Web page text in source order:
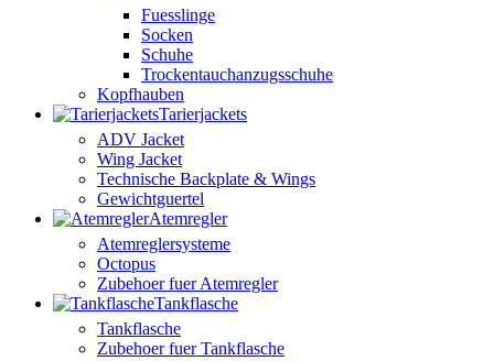
Fuesslinge
Socken
Schuhe
Trockentauchanzugsschuhe
Kopfhauben
Tarierjackets
ADV Jacket
Wing Jacket
Technische Backplate & Wings
Gewichtguertel
Atemregler
Atemreglersysteme
Octopus
Zubehoer fuer Atemregler
Tankflasche
Tankflasche
Zubehoer fuer Tankflasche